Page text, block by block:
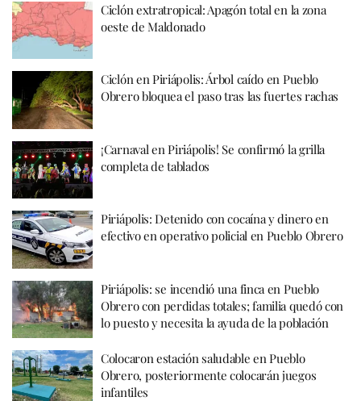
Ciclón extratropical: Apagón total en la zona
oeste de Maldonado
Ciclón en Piriápolis: Árbol caído en Pueblo
Obrero bloquea el paso tras las fuertes rachas
¡Carnaval en Piriápolis! Se confirmó la grilla
completa de tablados
Piriápolis: Detenido con cocaína y dinero en
efectivo en operativo policial en Pueblo Obrero
Piriápolis: se incendió una finca en Pueblo
Obrero con perdidas totales; familia quedó con
lo puesto y necesita la ayuda de la población
Colocaron estación saludable en Pueblo
Obrero, posteriormente colocarán juegos
infantiles